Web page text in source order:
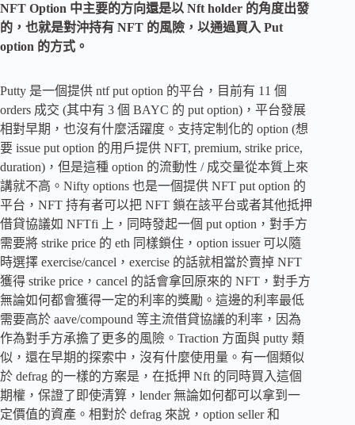
NFT Option 中主要的方向還是以 Nft holder 的角度出發
的，也就是對沖持有 NFT 的風險，以通過買入 Put
option 的方式。
Putty 是一個提供 ntf put option 的平台，目前有 11 個
orders 成交 (其中有 3 個 BAYC 的 put option)，平台發展
相對早期，也沒有什麼活躍度。支持定制化的 option (想
要 issue put option 的用戶提供 NFT, premium, strike price,
duration)，但是這種 option 的流動性 / 成交量從本質上來
講就不高。Nifty options 也是一個提供 NFT put option 的
平台，NFT 持有者可以把 NFT 鎖在該平台或者其他抵押
借貸協議如 NFTfi 上，同時發起一個 put option，對手方
需要將 strike price 的 eth 同樣鎖住，option issuer 可以隨
時選擇 exercise/cancel，exercise 的話就相當於賣掉 NFT
獲得 strike price，cancel 的話會拿回原來的 NFT，對手方
無論如何都會獲得一定的利率的獎勵。這邊的利率最低
需要高於 aave/compound 等主流借貸協議的利率，因為
作為對手方承擔了更多的風險。Traction 方面與 putty 類
似，還在早期的探索中，沒有什麼使用量。有一個類似
於 defrag 的一樣的方案是，在抵押 Nft 的同時買入這個
期權，保證了即使清算，lender 無論如何都可以拿到一
定價值的資產。相對於 defrag 來說，option seller 和